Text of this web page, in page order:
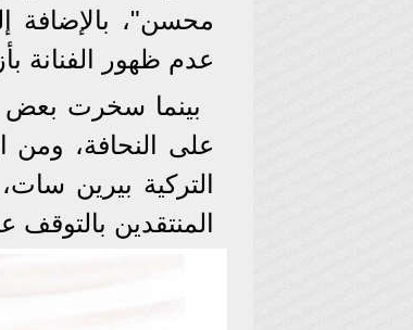
محسن"، بالإضافة
عدم ظهور الفنانة
بينما سخرت بعض
على النحافة، ومن
التركية بيرين
المنتقدين